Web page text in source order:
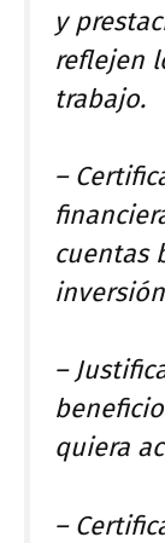
y
reflejen
trabajo.
–
cuentas
–
quiera
–